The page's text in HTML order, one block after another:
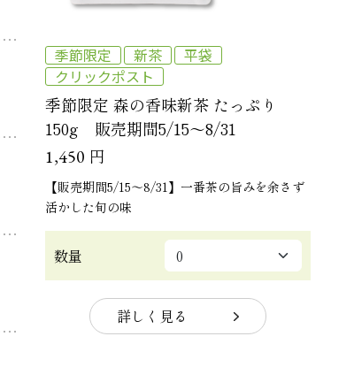
季節限定 新茶
平袋
クリックポスト
季節限定 森の香味新茶 たっぷり
150g 販売期間5/15～8/31
1,450 円
【販売期間5/15～8/31】一番茶の旨みを余さず
活かした旬の味
数量
詳しく見る